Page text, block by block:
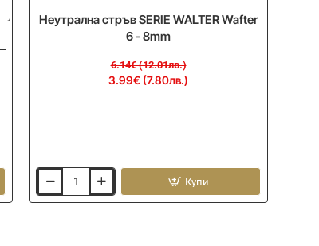
Неутрална стръв SERIE WALTER Wafter
6 - 8mm
3.99€ (7.80лв.)
6.14€ (12.01лв.)
Неутрална
стръв
Купи